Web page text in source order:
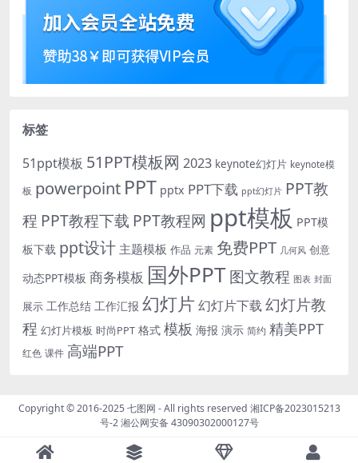
标签
51ppt模板 51PPT模板网 2023 keynote幻灯片 keynote模
板 powerpoint PPT pptx PPT下载 ppt幻灯片 PPT教
程 PPT教程下载 PPT教程网 ppt模板 PPT模
板下载 ppt设计 主题模板 作品 元素 免费PPT 几何风 创意
动态PPT模板 商务模板 国外PPT图文教程 图表 封面
展示 工作总结 工作汇报 幻灯片 幻灯片下载 幻灯片教
程 幻灯片模板 时尚PPT 格式 模板 海报 演示 简约 精美PPT
红色 课件 高端PPT
Copyright © 2016-2025七图网 - All rights reserved 湘ICP备2023015213
号-2湘公网安备 43090302000127号